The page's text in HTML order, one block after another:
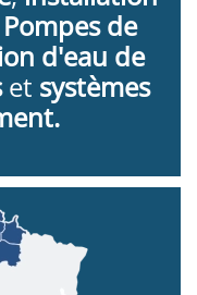
Pompes de
d'eau de
et systèmes